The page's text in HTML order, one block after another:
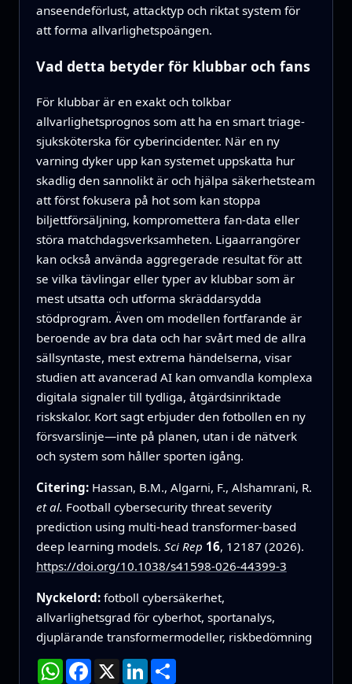
anseendeförlust, attacktyp och riktat system för
att forma allvarlighetspoängen.
Vad detta betyder för klubbar och fans
För klubbar är en exakt och tolkbar
allvarlighetsprognos som att ha en smart triage-
sjuksköterska för cyberincidenter. När en ny
varning dyker upp kan systemet uppskatta hur
skadlig den sannolikt är och hjälpa säkerhetsteam
att först fokusera på hot som kan stoppa
biljettförsäljning, kompromettera fan-data eller
störa matchdagsverksamheten. Ligaarrangörer
kan också använda aggregerade resultat för att
se vilka tävlingar eller typer av klubbar som är
mest utsatta och utforma skräddarsydda
stödprogram. Även om modellen fortfarande är
beroende av bra data och har svårt med de allra
sällsyntaste, mest extrema händelserna, visar
studien att avancerad AI kan omvandla komplexa
digitala signaler till tydliga, åtgärdsinriktade
riskskalor. Kort sagt erbjuder den fotbollen en ny
försvarslinje—inte på planen, utan i de nätverk
och system som håller sporten igång.
Citering: Hassan, B.M., Algarni, F., Alshamrani, R.
et al. Football cybersecurity threat severity
prediction using multi-head transformer-based
deep learning models. Sci Rep 16, 12187 (2026).
https://doi.org/10.1038/s41598-026-44399-3
Nyckelord: fotboll cybersäkerhet,
allvarlighetsgrad för cyberhot, sportanalys,
djuplärande transformermodeller, riskbedömning
WhatsApp
Facebook
X LinkedIn
Dela